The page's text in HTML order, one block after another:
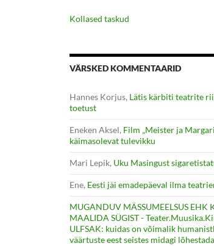
Kollased taskud
VÄRSKED KOMMENTAARID
Hannes Korjus, Lätis kärbiti teatrite
toetust
Eneken Aksel, Film „Meister ja
käimasolevat tulevikku
Mari Lepik, Uku Masingust
Ene, Eesti jäi emadepäeval ilma
MUGANDUV MÄSSUMEELSUS EHK
MAALIDA SÜGIST -
ULFSAK: kuidas on võimalik
väärtuste eest seistes midagi